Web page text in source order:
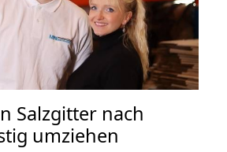
Salzgitter nach
umziehen